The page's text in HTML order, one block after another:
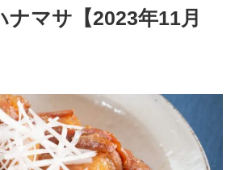
ナマサ【2023年11月